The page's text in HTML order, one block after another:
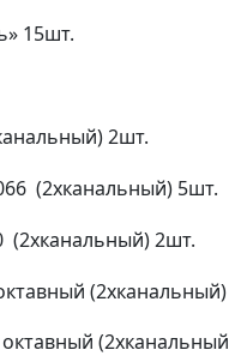
15шт.
2шт.
(2хканальный) 5шт.
(2хканальный) 2шт.